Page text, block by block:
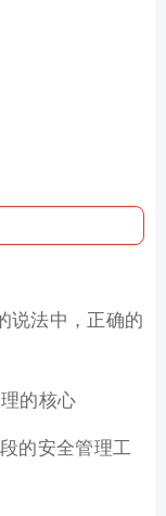
说法中，正确的
的核心
的安全管理工